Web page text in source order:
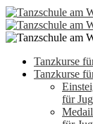
Tanzkurse
Tanzkurse
für